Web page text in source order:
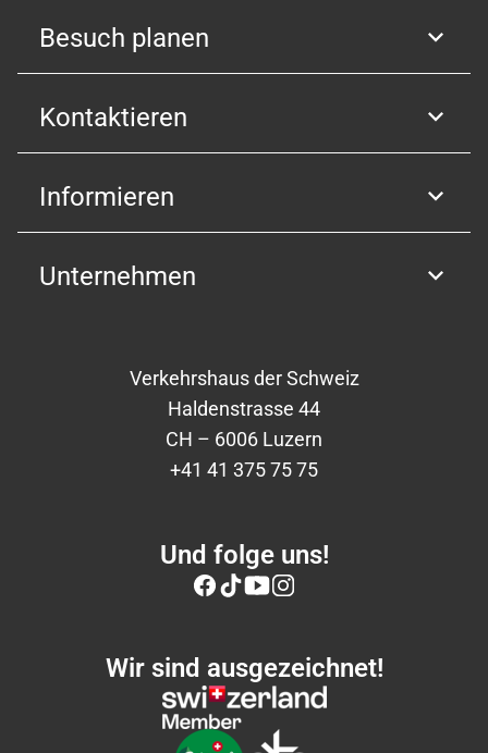
Besuch planen
Kontaktieren
Informieren
Unternehmen
Verkehrshaus der Schweiz
Haldenstrasse 44
CH – 6006 Luzern
+41 41 375 75 75
Und folge uns!
Wir sind ausgezeichnet!